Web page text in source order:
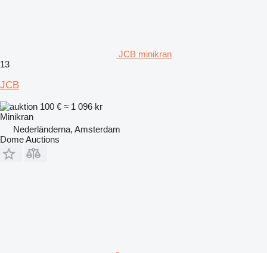
JCB minikran
13
JCB
100 € ≈ 1 096 kr
Minikran
Nederländerna, Amsterdam
Dome Auctions